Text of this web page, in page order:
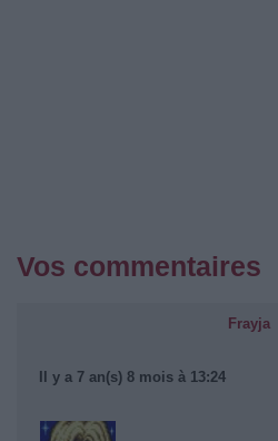
Vos commentaires
Frayja
Il y a 7 an(s) 8 mois à 13:24